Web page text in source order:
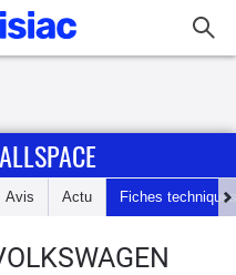
Avis Actu Fiches techniques